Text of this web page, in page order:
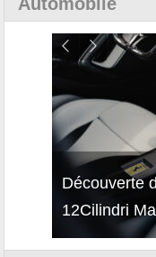
Découverte
12Cilindri